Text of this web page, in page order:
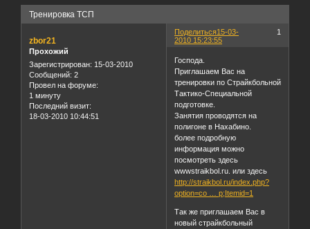
Тренировка ТСП
Поделиться 1
15-03-
2010 15:23:55
zbor21
Прохожий
Зарегистрирован: 15-03-2010
Сообщений: 2
Провел на форуме:
1 минуту
Последний визит:
18-03-2010 10:44:51
Господа.
Приглашаем Вас на
тренировки по Страйкбольной
Тактико-Специальной
подготовке.
Занятия проводятся на
полигоне в Нахабино.
более подробную
информация можно
посмотреть здесь
wwwstraikbol.ru. или здесь
http://straikbol.ru/index.php?
option=co … p;Itemid=1
Так же приглашаем Вас в
новый страйкбольный